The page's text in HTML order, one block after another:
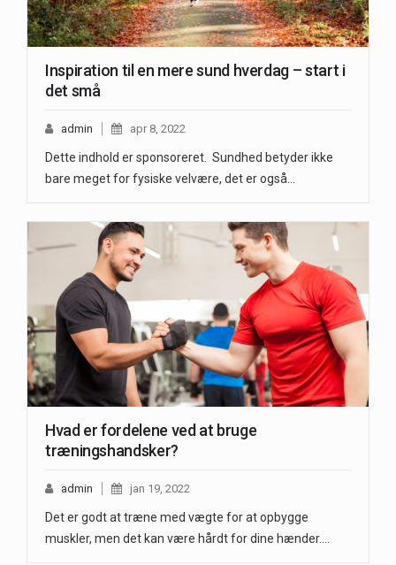
Inspiration til en mere sund hverdag – start i
det små
admin apr 8, 2022
Dette indhold er sponsoreret. Sundhed betyder ikke
bare meget for fysiske velvære, det er også…
Hvad er fordelene ved at bruge
træningshandsker?
admin jan 19, 2022
Det er godt at træne med vægte for at opbygge
muskler, men det kan være hårdt for dine hænder.…